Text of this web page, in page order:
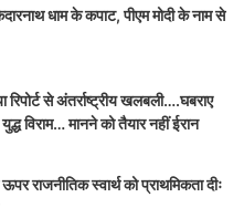
धाम के कपाट, पीएम मोदी के नाम से
से अंतर्राष्ट्रीय खलबली….घबराए
विराम… मानने को तैयार नहीं ईरान
राजनीतिक स्वार्थ को प्राथमिकता दीः